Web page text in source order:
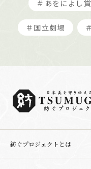
＃あをによし賞
＃国立劇場
紡ぐプロジェクトとは